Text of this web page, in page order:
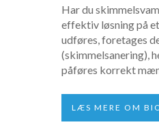
Har du
effektiv løsning på
udføres, foretages
(skimmelsanering),
påføres korrekt
LÆS MERE OM